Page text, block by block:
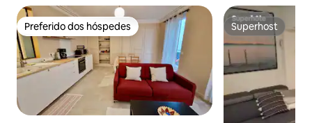
Preferido dos hóspedes
Preferido dos hóspedes Superhost
Superhost